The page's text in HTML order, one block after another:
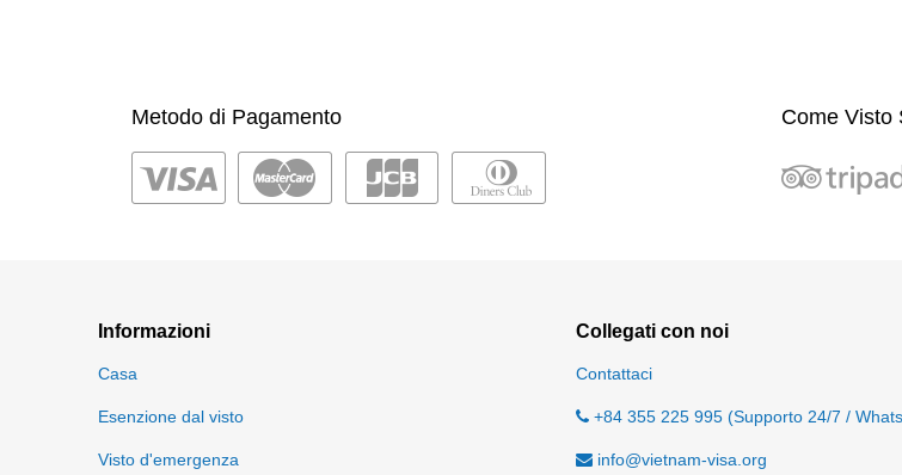
Metodo di Pagamento Come Visto
Informazioni
Casa
Esenzione dal visto
Visto d'emergenza
Collegati con noi
Contattaci
+84 355 225 995 (Supporto 24/7 /
info@vietnam-visa.org